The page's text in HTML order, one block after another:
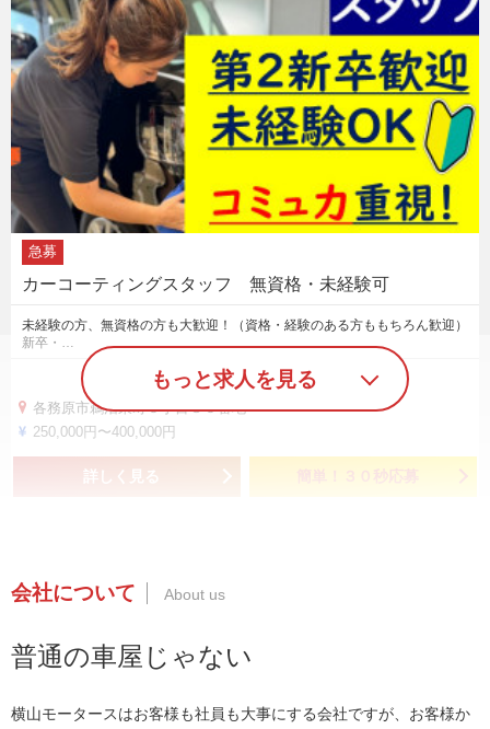
急募
カーコーティングスタッフ 無資格・未経験可
未経験の方、無資格の方も大歓迎！（資格・経験のある方ももちろん歓迎）
新卒・…
各務原市鵜沼東町５丁目８５番地
250,000円〜400,000円
詳しく見る 簡単！３０秒応募
もっと求人を見る
会社について
普通の車屋じゃない
横山モータースはお客様も社員も大事にする会社ですが、お客様か